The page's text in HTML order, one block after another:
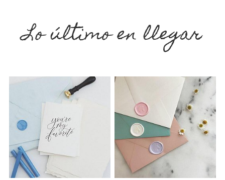
Lo último en llegar